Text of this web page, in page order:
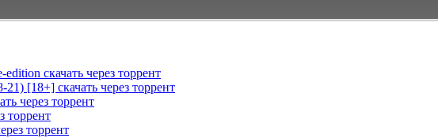
скачать через торрент
[18+] скачать через торрент
через торрент
торрент
торрент